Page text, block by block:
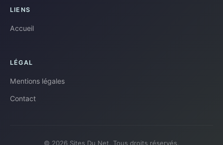
LIENS
Accueil
LÉGAL
Mentions légales
Contact
© 2026 Sites Du Net. Tous droits réservés.